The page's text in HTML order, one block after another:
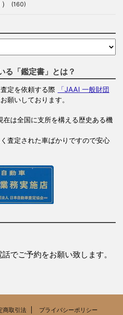
(160)
る「鑑定書」とは？
定を依頼する際
「JAAI 一般財団
願いしております。
は全国に支所を構える歴史ある機
査定された車ばかりですので安心
でご予約をお願い致します。
商取引法 プライバシーポリシー